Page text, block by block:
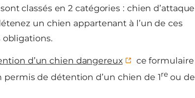
classés en 2 catégories : chien d’attaque
un chien appartenant à l’un de ces
obligations.
d’un chien dangereux
ce formulaire
de détention d’un chien de 1re ou de